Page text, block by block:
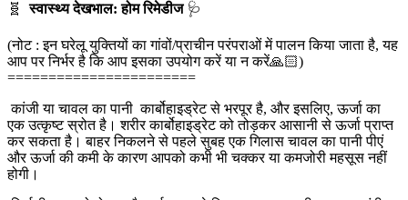
🧬स्वास्थ्य देखभाल: होम रिमेडीज🩺
(नोट : इन घरेलू युक्तियों का गांवों/प्राचीन परंपराओं में पालन किया जाता है, यह
आप पर निर्भर है कि आप इसका उपयोग करें या न करें🙏🏻)
=======================
कांजी या चावल का पानी कार्बोहाइड्रेट से भरपूर है, और इसलिए, ऊर्जा का
एक उत्कृष्ट स्रोत है। शरीर कार्बोहाइड्रेट को तोड़कर आसानी से ऊर्जा प्राप्त
कर सकता है। बाहर निकलने से पहले सुबह एक गिलास चावल का पानी पीएं
और ऊर्जा की कमी के कारण आपको कभी भी चक्कर या कमजोरी महसूस नहीं
होगी।